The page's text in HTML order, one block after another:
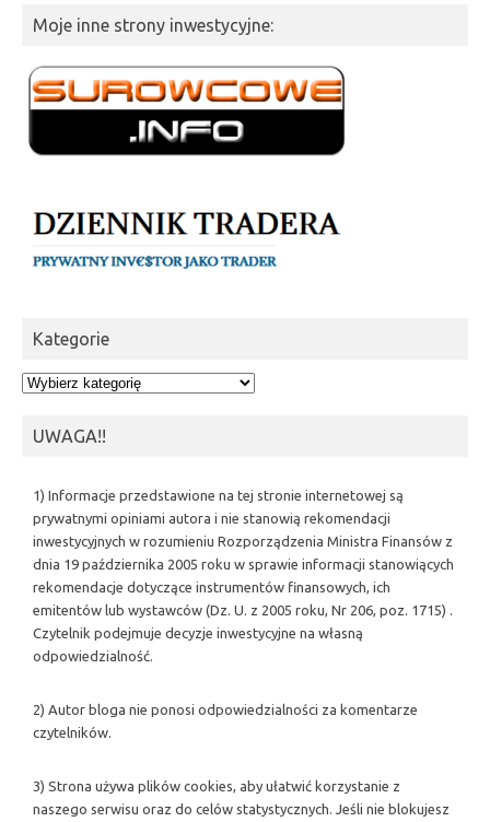
Moje inne strony inwestycyjne:
Kategorie
Kategorie
UWAGA!!
1) Informacje przedstawione na tej stronie internetowej są
prywatnymi opiniami autora i nie stanowią rekomendacji
inwestycyjnych w rozumieniu Rozporządzenia Ministra Finansów z
dnia 19 października 2005 roku w sprawie informacji stanowiących
rekomendacje dotyczące instrumentów finansowych, ich
emitentów lub wystawców (Dz. U. z 2005 roku, Nr 206, poz. 1715) .
Czytelnik podejmuje decyzje inwestycyjne na własną
odpowiedzialność.
2) Autor bloga nie ponosi odpowiedzialności za komentarze
czytelników.
3) Strona używa plików cookies, aby ułatwić korzystanie z
naszego serwisu oraz do celów statystycznych. Jeśli nie blokujesz